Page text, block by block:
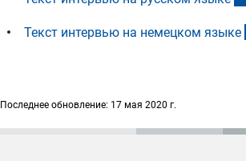
Текст интервью на немецком языке
Последнее обновление: 17 мая 2020 г.